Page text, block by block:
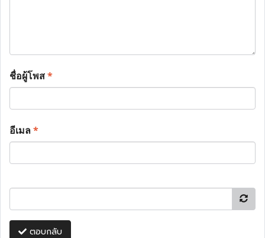
ชื่อผู้โพส*
อีเมล*
ตอบกลับ